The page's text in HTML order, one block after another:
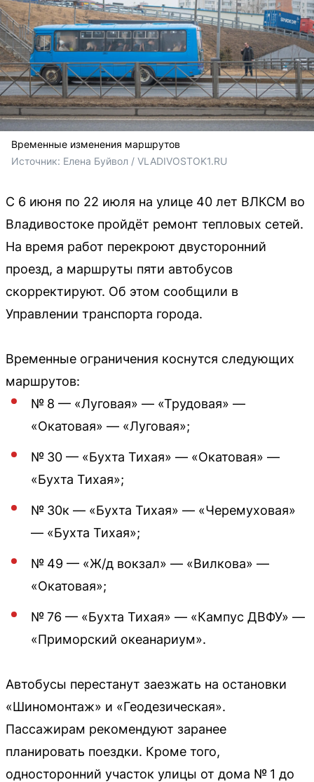
Временные изменения маршрутов
Источник: Елена Буйвол / VLADIVOSTOK1.RU
С 6 июня по 22 июля на улице 40 лет ВЛКСМ во
Владивостоке пройдёт ремонт тепловых сетей.
На время работ перекроют двусторонний
проезд, а маршруты пяти автобусов
скорректируют. Об этом сообщили в
Управлении транспорта города.
Временные ограничения коснутся следующих
маршрутов:
№ 8 — «Луговая» — «Трудовая» —
«Окатовая» — «Луговая»;
№ 30 — «Бухта Тихая» — «Окатовая» —
«Бухта Тихая»;
№ 30к — «Бухта Тихая» — «Черемуховая»
— «Бухта Тихая»;
№ 49 — «Ж/д вокзал» — «Вилкова» —
«Окатовая»;
№ 76 — «Бухта Тихая» — «Кампус ДВФУ» —
«Приморский океанариум».
Автобусы перестанут заезжать на остановки
«Шиномонтаж» и «Геодезическая».
Пассажирам рекомендуют заранее
планировать поездки. Кроме того,
односторонний участок улицы от дома № 1 до